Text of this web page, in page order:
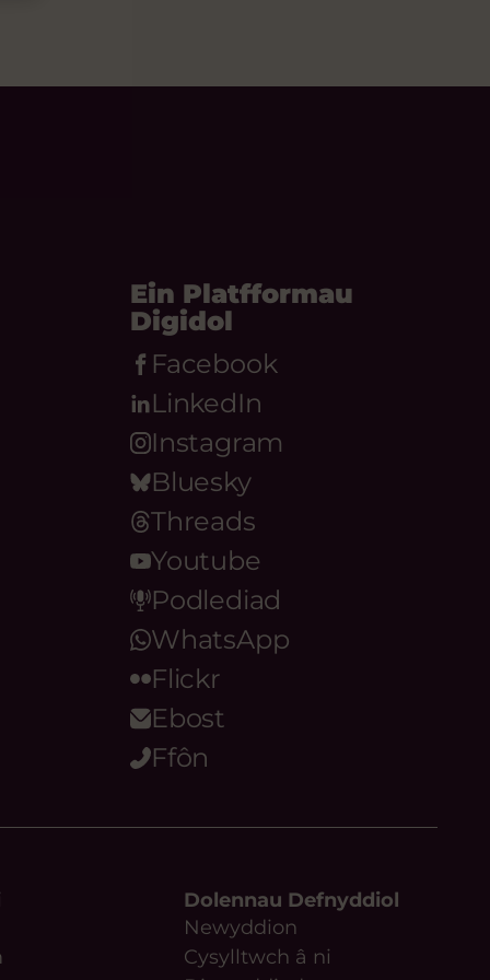
Ein Platfformau
Digidol
Facebook
LinkedIn
Instagram
Bluesky
Threads
Youtube
Podlediad
WhatsApp
Flickr
Ebost
Ffôn
Dolennau Defnyddiol
Newyddion
Cysylltwch â ni